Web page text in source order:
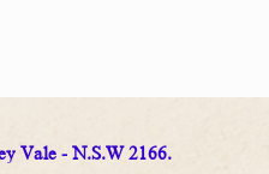
Vale - N.S.W 2166.